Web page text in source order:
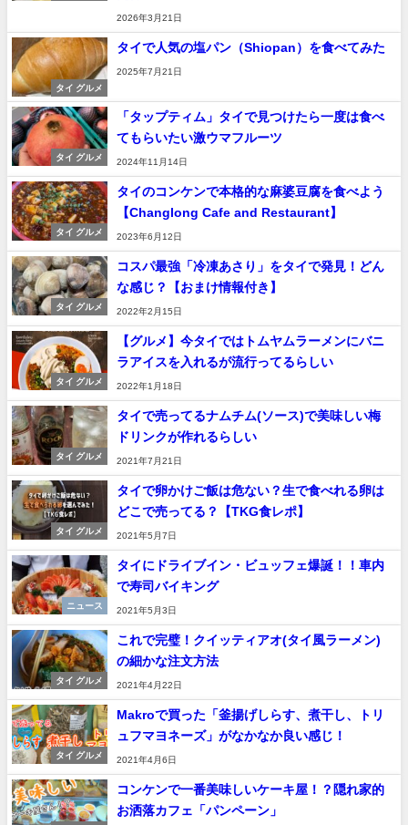
2026年3月21日
タイ グルメ
タイで人気の塩パン（Shiopan）を食べてみた
2025年7月21日
タイ グルメ
「タップティム」タイで見つけたら一度は食べ
てもらいたい激ウマフルーツ
2024年11月14日
タイ グルメ
タイのコンケンで本格的な麻婆豆腐を食べよう
【Changlong Cafe and Restaurant】
2023年6月12日
タイ グルメ
コスパ最強「冷凍あさり」をタイで発見！どん
な感じ？【おまけ情報付き】
2022年2月15日
タイ グルメ
【グルメ】今タイではトムヤムラーメンにバニ
ラアイスを入れるが流行ってるらしい
2022年1月18日
タイ グルメ
タイで売ってるナムチム(ソース)で美味しい梅
ドリンクが作れるらしい
2021年7月21日
タイ グルメ
タイで卵かけご飯は危ない？生で食べれる卵は
どこで売ってる？【TKG食レポ】
2021年5月7日
ニュース
タイにドライブイン・ビュッフェ爆誕！！車内
で寿司バイキング
2021年5月3日
タイ グルメ
これで完璧！クイッティアオ(タイ風ラーメン)
の細かな注文方法
2021年4月22日
タイ グルメ
Makroで買った「釜揚げしらす、煮干し、トリ
ュフマヨネーズ」がなかなか良い感じ！
2021年4月6日
コンケンで一番美味しいケーキ屋！？隠れ家的
お洒落カフェ「パンペーン」